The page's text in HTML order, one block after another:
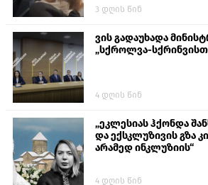
3 დღის წინ
ვის გადაუხადა
„სქროლვა-
4 დღის წინ
„ეკლესიას ჰქონდა
და ექსკლუზივის გზა
არამედ ინკლუზიის“
4 დღის წინ